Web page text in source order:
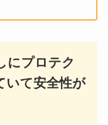
にプロテク
いて安全性が